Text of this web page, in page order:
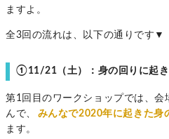
ますよ。
全3回の流れは、以下の通りです▼
①11/21（土）：身の回りに起き
第1回目のワークショップでは、
んで、
みんなで2020年に起きた身
ます。